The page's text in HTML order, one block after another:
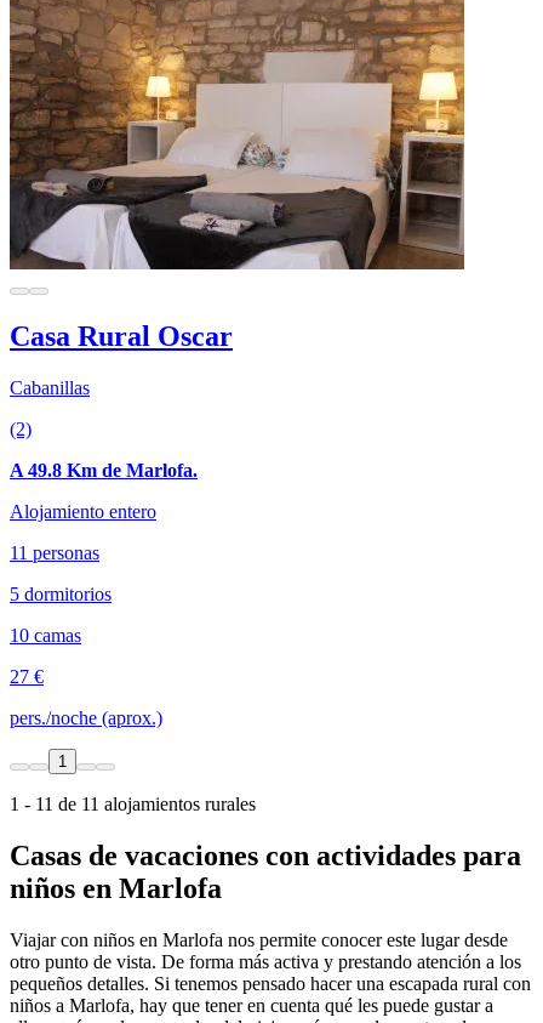
Casa Rural Oscar
Cabanillas
(2)
A 49.8 Km de Marlofa.
Alojamiento entero
11 personas
5 dormitorios
10 camas
27 €
pers./noche (aprox.)
1
1 - 11 de 11 alojamientos rurales
Casas de vacaciones con actividades para
niños en Marlofa
Viajar con niños en Marlofa nos permite conocer este lugar desde
otro punto de vista. De forma más activa y prestando atención a los
pequeños detalles. Si tenemos pensado hacer una escapada rural con
niños a Marlofa, hay que tener en cuenta qué les puede gustar a